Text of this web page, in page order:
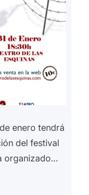
enero tendrá
del festival
organizado
se